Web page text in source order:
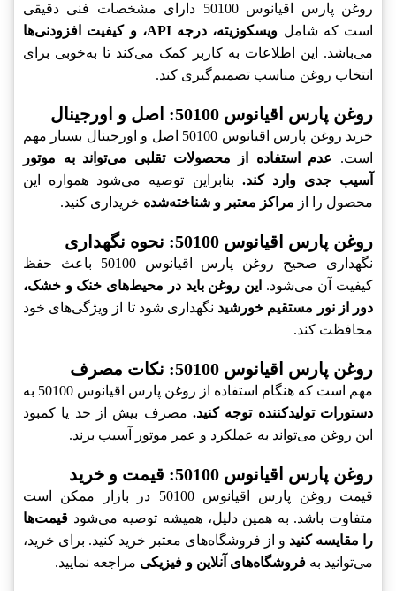
روغن پارس اقیانوس 50100 دارای مشخصات فنی دقیقی
است که شامل ویسکوزیته، درجه API، و کیفیت افزودنی‌ها
می‌باشد. این اطلاعات به کاربر کمک می‌کند تا به‌خوبی برای
انتخاب روغن مناسب تصمیم‌گیری کند.
روغن پارس اقیانوس 50100: اصل و اورجینال
خرید روغن پارس اقیانوس 50100 اصل و اورجینال بسیار مهم
است. عدم استفاده از محصولات تقلبی می‌تواند به موتور
آسیب جدی وارد کند. بنابراین توصیه می‌شود همواره این
محصول را از مراکز معتبر و شناخته‌شده خریداری کنید.
روغن پارس اقیانوس 50100: نحوه نگهداری
نگهداری صحیح روغن پارس اقیانوس 50100 باعث حفظ
کیفیت آن می‌شود. این روغن باید در محیط‌های خنک و خشک،
دور از نور مستقیم خورشید نگهداری شود تا از ویژگی‌های خود
محافظت کند.
روغن پارس اقیانوس 50100: نکات مصرف
مهم است که هنگام استفاده از روغن پارس اقیانوس 50100 به
دستورات تولیدکننده توجه کنید. مصرف بیش از حد یا کمبود
این روغن می‌تواند به عملکرد و عمر موتور آسیب بزند.
روغن پارس اقیانوس 50100: قیمت و خرید
قیمت روغن پارس اقیانوس 50100 در بازار ممکن است
متفاوت باشد. به همین دلیل، همیشه توصیه می‌شود قیمت‌ها
را مقایسه کنید و از فروشگاه‌های معتبر خرید کنید. برای خرید،
می‌توانید به فروشگاه‌های آنلاین و فیزیکی مراجعه نمایید.